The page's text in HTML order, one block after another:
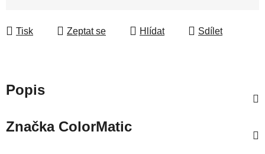
Tisk Zeptat se Hlídat Sdílet
Popis
ZnačkaColorMatic